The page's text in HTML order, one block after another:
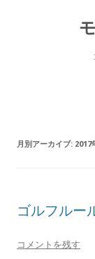
月別アーカイブ: 2017
ゴルフルー
コメントを残す